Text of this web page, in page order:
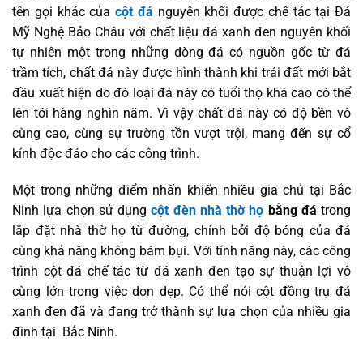
tên gọi khác của cột đá nguyên khối được chế tác tại Đá
Mỹ Nghệ Bảo Châu với chất liệu đá xanh đen nguyên khối
tự nhiên một trong những dòng đá có nguồn gốc từ đá
trầm tích, chất đá này được hình thành khi trái đất mới bắt
đầu xuất hiện do đó loại đá này có tuổi thọ khá cao có thể
lên tới hàng nghìn năm. Vì vậy chất đá này có độ bền vô
cùng cao, cùng sự trường tồn vượt trội, mang đến sự cổ
kính độc đáo cho các công trình.
Một trong những điểm nhấn khiến nhiều gia chủ tại Bắc
Ninh lựa chọn sử dụngcột đèn nhà thờ họ bằng đá trong
lắp đặt nhà thờ họ từ đường, chính bởi độ bóng của đá
cùng khả năng không bám bụi. Với tính năng này, các công
trình cột đá chế tác từ đá xanh đen tạo sự thuận lợi vô
cùng lớn trong việc dọn dẹp. Có thể nói cột đồng trụ đá
xanh đen đã và đang trở thành sự lựa chọn của nhiều gia
đình tại Bắc Ninh.